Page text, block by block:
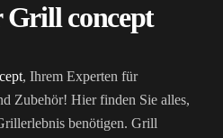
Grill concept
, Ihrem Experten für
Zubehör! Hier finden Sie alles,
benötigen. Grill